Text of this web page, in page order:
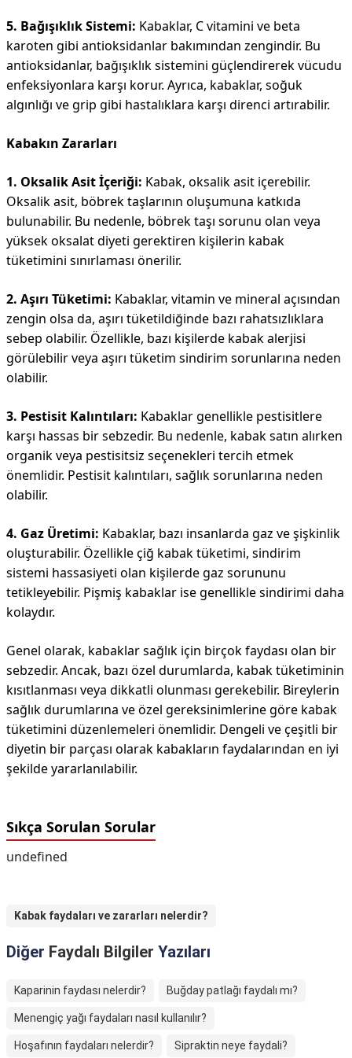
5. Bağışıklık Sistemi: Kabaklar, C vitamini ve beta
karoten gibi antioksidanlar bakımından zengindir. Bu
antioksidanlar, bağışıklık sistemini güçlendirerek vücudu
enfeksiyonlara karşı korur. Ayrıca, kabaklar, soğuk
algınlığı ve grip gibi hastalıklara karşı direnci artırabilir.
Kabakın Zararları
1. Oksalik Asit İçeriği: Kabak, oksalik asit içerebilir.
Oksalik asit, böbrek taşlarının oluşumuna katkıda
bulunabilir. Bu nedenle, böbrek taşı sorunu olan veya
yüksek oksalat diyeti gerektiren kişilerin kabak
tüketimini sınırlaması önerilir.
2. Aşırı Tüketimi: Kabaklar, vitamin ve mineral açısından
zengin olsa da, aşırı tüketildiğinde bazı rahatsızlıklara
sebep olabilir. Özellikle, bazı kişilerde kabak alerjisi
görülebilir veya aşırı tüketim sindirim sorunlarına neden
olabilir.
3. Pestisit Kalıntıları: Kabaklar genellikle pestisitlere
karşı hassas bir sebzedir. Bu nedenle, kabak satın alırken
organik veya pestisitsiz seçenekleri tercih etmek
önemlidir. Pestisit kalıntıları, sağlık sorunlarına neden
olabilir.
4. Gaz Üretimi: Kabaklar, bazı insanlarda gaz ve şişkinlik
oluşturabilir. Özellikle çiğ kabak tüketimi, sindirim
sistemi hassasiyeti olan kişilerde gaz sorununu
tetikleyebilir. Pişmiş kabaklar ise genellikle sindirimi daha
kolaydır.
Genel olarak, kabaklar sağlık için birçok faydası olan bir
sebzedir. Ancak, bazı özel durumlarda, kabak tüketiminin
kısıtlanması veya dikkatli olunması gerekebilir. Bireylerin
sağlık durumlarına ve özel gereksinimlerine göre kabak
tüketimini düzenlemeleri önemlidir. Dengeli ve çeşitli bir
diyetin bir parçası olarak kabakların faydalarından en iyi
şekilde yararlanılabilir.
Sıkça Sorulan Sorular
undefined
Kabak faydaları ve zararları nelerdir?
Diğer Faydalı Bilgiler Yazıları
Kaparinin faydası nelerdir? Buğday patlağı faydalı mı?
Menengiç yağı faydaları nasıl kullanılır?
Hoşafının faydaları nelerdir? Sipraktin neye faydali?